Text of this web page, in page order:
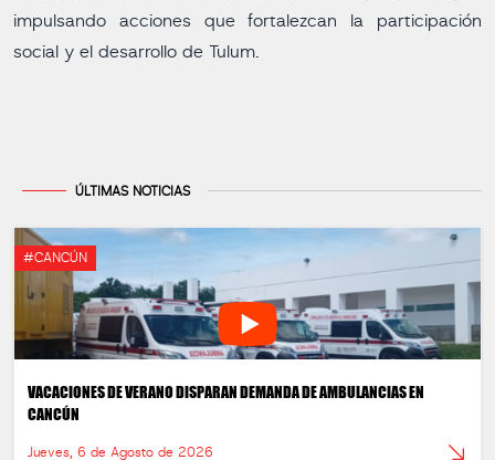
impulsando acciones que fortalezcan la participación
social y el desarrollo de Tulum.
ÚLTIMAS NOTICIAS
#CANCÚN
VACACIONES DE VERANO DISPARAN DEMANDA DE AMBULANCIAS EN
CANCÚN
Jueves, 6 de Agosto de 2026